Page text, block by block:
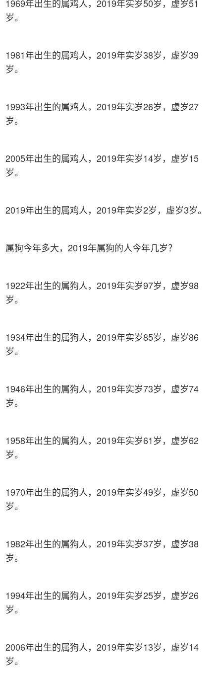
1969年出生的属鸡人，2019年实岁50岁，虚岁51
岁。
1981年出生的属鸡人，2019年实岁38岁，虚岁39
岁。
1993年出生的属鸡人，2019年实岁26岁，虚岁27
岁。
2005年出生的属鸡人，2019年实岁14岁，虚岁15
岁。
2019年出生的属鸡人，2019年实岁2岁，虚岁3岁。
属狗今年多大，2019年属狗的人今年几岁？
1922年出生的属狗人，2019年实岁97岁，虚岁98
岁。
1934年出生的属狗人，2019年实岁85岁，虚岁86
岁。
1946年出生的属狗人，2019年实岁73岁，虚岁74
岁。
1958年出生的属狗人，2019年实岁61岁，虚岁62
岁。
1970年出生的属狗人，2019年实岁49岁，虚岁50
岁。
1982年出生的属狗人，2019年实岁37岁，虚岁38
岁。
1994年出生的属狗人，2019年实岁25岁，虚岁26
岁。
2006年出生的属狗人，2019年实岁13岁，虚岁14
岁。